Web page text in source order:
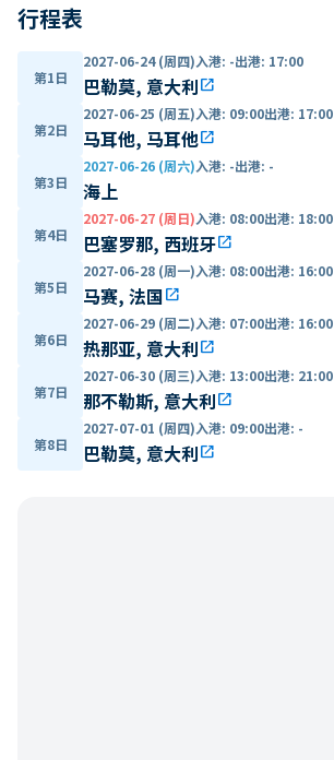
行程表
第1日
2027-06-24 (周四)入港: -出港: 17:00
巴勒莫, 意大利open_in_new
第2日
2027-06-25 (周五)入港: 09:00出港: 17:00
马耳他, 马耳他open_in_new
第3日
2027-06-26 (周六)入港: -出港: -
海上
第4日
2027-06-27 (周日)入港: 08:00出港: 18:00
巴塞罗那, 西班牙open_in_new
第5日
2027-06-28 (周一)入港: 08:00出港: 16:00
马赛, 法国open_in_new
第6日
2027-06-29 (周二)入港: 07:00出港: 16:00
热那亚, 意大利open_in_new
第7日
2027-06-30 (周三)入港: 13:00出港: 21:00
那不勒斯, 意大利open_in_new
第8日
2027-07-01 (周四)入港: 09:00出港: -
巴勒莫, 意大利open_in_new